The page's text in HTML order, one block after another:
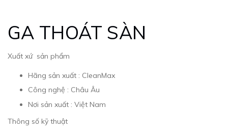
GA THOÁT SÀN
Xuất xứ sản phẩm
Hãng sản xuất : CleanMax
Công nghệ : Châu Âu
Nơi sản xuất : Việt Nam
Thông số kỹ thuật